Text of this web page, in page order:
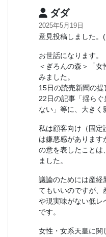
ダダ
2025年5月19日
意見投稿しました。(
お世話になります。
＜ぎろんの森＞「
みました。
15日の読売新聞の
22日の記事「揺ら
ない」等に、大きく
私は顧客向け（固定
は嫌悪感があります
の意を表したことは
ました。
議論のためには産経
てもいいのですが、
や現実味がない低レ
です。
女性・女系天皇に関